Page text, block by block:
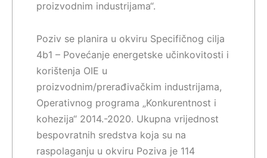
proizvodnim industrijama“.
Poziv se planira u okviru Specifičnog cilja
4b1 – Povećanje energetske učinkovitosti i
korištenja OIE u
proizvodnim/prerađivačkim industrijama,
Operativnog programa „Konkurentnost i
kohezija“ 2014.-2020. Ukupna vrijednost
bespovratnih sredstva koja su na
raspolaganju u okviru Poziva je 114